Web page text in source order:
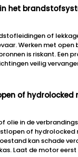
in het
of
Werken met
is riskant. Een
veilig
of hydrolocked
olie in de
of hydrolocked
kan schade
Laat de motor